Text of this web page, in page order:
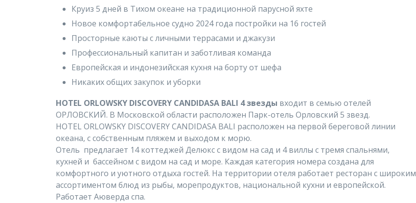
Круиз 5 дней в Тихом океане на традиционной парусной яхте
Новое комфортабельное судно 2024 года постройки на 16 гостей
Просторные каюты с личными террасами и джакузи
Профессиональный капитан и заботливая команда
Европейская и индонезийская кухня на борту от шефа
Никаких общих закупок и уборки
HOTEL ORLOWSKY DISCOVERY CАNDIDASA BALI 4 звезды входит в семью отелей
ОРЛОВСКИЙ. В Московской области расположен Парк-отель Орловский 5 звезд.
HOTEL ORLOWSKY DISCOVERY CАNDIDASA BALI расположен на первой береговой линии
океана, с собственным пляжем и выходом к морю.
Отель предлагает 14 коттеджей Делюкс с видом на сад и 4 виллы с тремя спальнями,
кухней и бассейном с видом на сад и море. Каждая категория номера создана для
комфортного и уютного отдыха гостей. На территории отеля работает ресторан с широким
ассортиментом блюд из рыбы, морепродуктов, национальной кухни и европейской.
Работает Аюверда спа.